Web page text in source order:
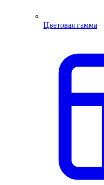
Цветовая гамма